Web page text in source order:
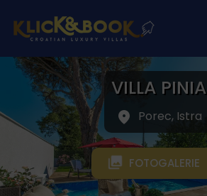
VILLA PINIA
Porec, Istra
FOTOGALERIE